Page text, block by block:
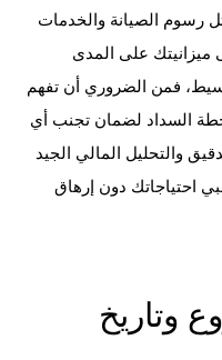
رسوم الصيانة والخدمات
ميزانيتك على المدى
فمن الضروري أن تفهم
السداد لضمان تجنب أي
والتحليل المالي الجيد
احتياجاتك دون إرهاق
وتاريخ